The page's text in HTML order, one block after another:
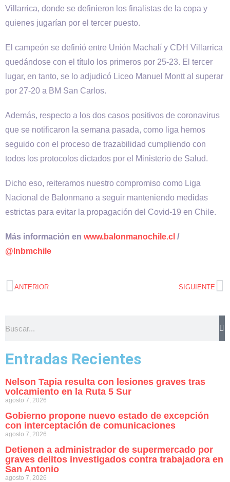
Villarrica, donde se definieron los finalistas de la copa y
quienes jugarían por el tercer puesto.
El campeón se definió entre Unión Machalí y CDH Villarrica
quedándose con el título los primeros por 25-23. El tercer
lugar, en tanto, se lo adjudicó Liceo Manuel Montt al superar
por 27-20 a BM San Carlos.
Además, respecto a los dos casos positivos de coronavirus
que se notificaron la semana pasada, como liga hemos
seguido con el proceso de trazabilidad cumpliendo con
todos los protocolos dictados por el Ministerio de Salud.
Dicho eso, reiteramos nuestro compromiso como Liga
Nacional de Balonmano a seguir manteniendo medidas
estrictas para evitar la propagación del Covid-19 en Chile.
Más información en www.balonmanochile.cl /
@lnbmchile
ANTERIOR SIGUIENTE
Entradas Recientes
Nelson Tapia resulta con lesiones graves tras
volcamiento en la Ruta 5 Sur
agosto 7, 2026
Gobierno propone nuevo estado de excepción
con interceptación de comunicaciones
agosto 7, 2026
Detienen a administrador de supermercado por
graves delitos investigados contra trabajadora en
San Antonio
agosto 7, 2026